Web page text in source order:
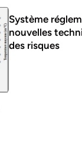
Système
nouvelles
des risques